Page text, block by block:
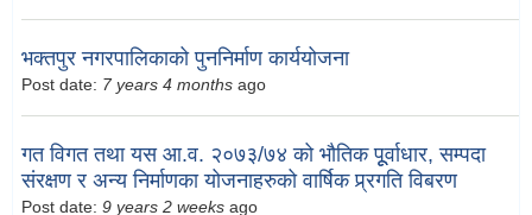
भक्तपुर नगरपालिकाको पुननिर्माण कार्ययोजना
Post date: 7 years 4 months ago
गत विगत तथा यस आ.व. २०७३/७४ को भौतिक पूूर्वाधार, सम्पदा
संरक्षण र अन्य निर्माणका योजनाहरुको वार्षिक प्र्रगति विबरण
Post date: 9 years 2 weeks ago